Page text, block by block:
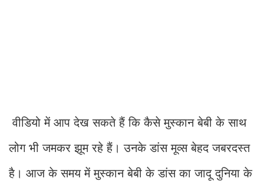
वीडियो में आप देख सकते हैं कि कैसे मुस्कान बेबी के साथ
लोग भी जमकर झूम रहे हैं। उनके डांस मूव्स बेहद जबरदस्त
है। आज के समय में मुस्कान बेबी के डांस का जादू दुनिया के